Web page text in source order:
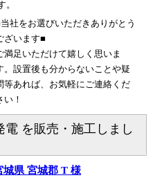
。
社をお選びいただきありがとう
ざいます■
満足いただけて嬉しく思いま
。設置後も分からないことや疑
等あれば、お気軽にご連絡くだ
い！
を販売・施工しまし
城県 宮城郡 T 様